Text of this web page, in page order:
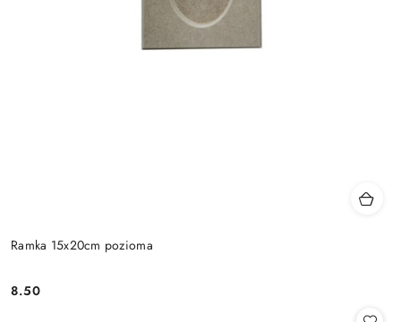
Ramka 15x20cm pozioma
Cena:
8.50